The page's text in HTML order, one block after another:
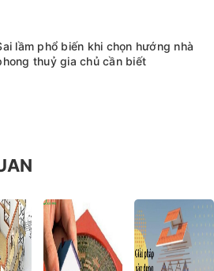
lầm phổ biến khi chọn hướng nhà
thuỷ gia chủ cần biết